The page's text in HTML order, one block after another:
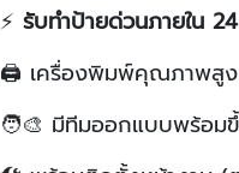
⚡ รับทำป้ายด่วนภายใน
🖨️ เครื่องพิมพ์คุณภาพสู
🧑‍🎨 มีทีมออกแบบพร้อม